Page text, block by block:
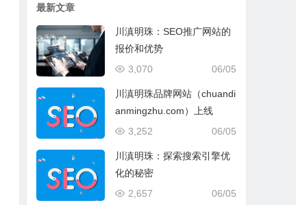
最新文章
川滇明珠：SEO推广网站的
报价和优势
06/05
3,070
川滇明珠品牌网站（chuandi
anmingzhu.com）上线
06/05
3,252
川滇明珠：探索搜索引擎优
化的秘密
06/05
2,657